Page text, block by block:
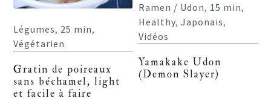
Légumes, 25 min,
Végétarien
Gratin de poireaux
sans béchamel, light
et facile à faire
Ramen / Udon, 15 min,
Healthy,Japonais,
Vidéos
Yamakake Udon
(Demon Slayer)